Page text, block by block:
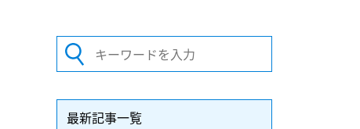
最新記事一覧